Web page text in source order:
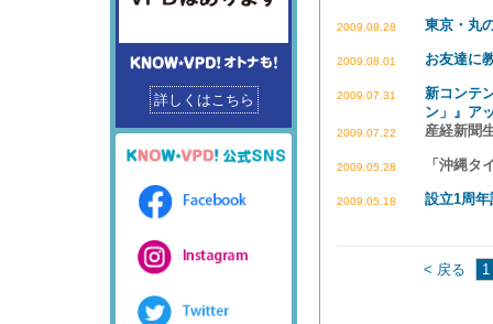
2009.08.28 東京・丸
2009.08.01 お友達に
2009.07.31
新コンテ
ン」』ア
2009.07.22 産経新聞
2009.05.28 「沖縄タ
2009.05.18 設立1周
< 戻る 1
詳しくはこちら